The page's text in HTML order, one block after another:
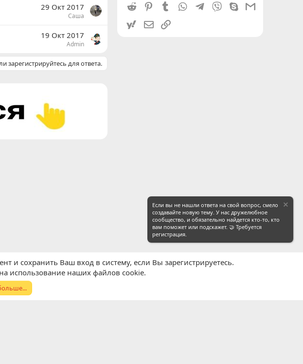
29 Окт 2017
Саша
19 Окт 2017
Admin
зарегистрируйтесь для ответа.
Reddit PinterestTumblr WhatsAppTelegram
Viber SkypeGmail
yahoomailЭлектронная почта
связь
Если вы не нашли ответа на свой вопрос, смело
создавайте новую тему. У нас дружелюбное
сообщество, и обязательно найдется кто-то, кто
вам поможет или подскажет. 🤝 Требуется
регистрация.
и сохранить Ваш вход в систему, если Вы зарегистрируетесь.
использование наших файлов cookie.